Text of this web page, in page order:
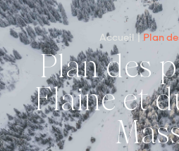
Accueil Plan
Plan des pistes de
Flaine et